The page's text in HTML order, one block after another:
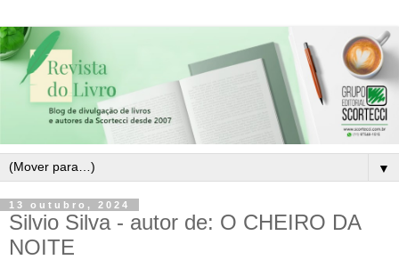
▼
13 outubro, 2024
Silvio Silva - autor de: O CHEIRO DA
NOITE